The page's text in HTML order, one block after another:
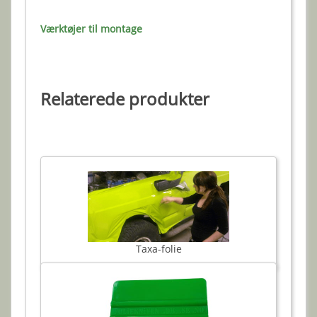
Værktøjer til montage
Relaterede produkter
Taxa-folie